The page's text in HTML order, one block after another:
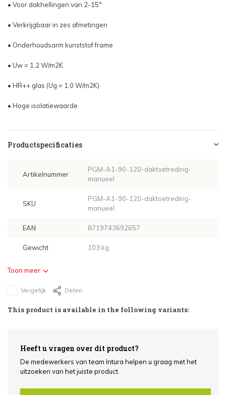
• Voor dakhellingen van 2-15°
• Verkrijgbaar in zes afmetingen
• Onderhoudsarm kunststof frame
• Uw = 1,2 W/m2K
• HR++ glas (Ug = 1,0 W/m2K)
• Hoge isolatiewaarde
Productspecificaties
Artikelnummer
PGM-A1-90-120-daktoetreding-
manueel
SKU
PGM-A1-90-120-daktoetreding-
manueel
EAN 8719743692657
Gewicht 103 kg
Toon meer
Vergelijk Delen
This product is available in the following variants:
Heeft u vragen over dit product?
De medewerkers van team Intura helpen u graag met het
uitzoeken van het juiste product.